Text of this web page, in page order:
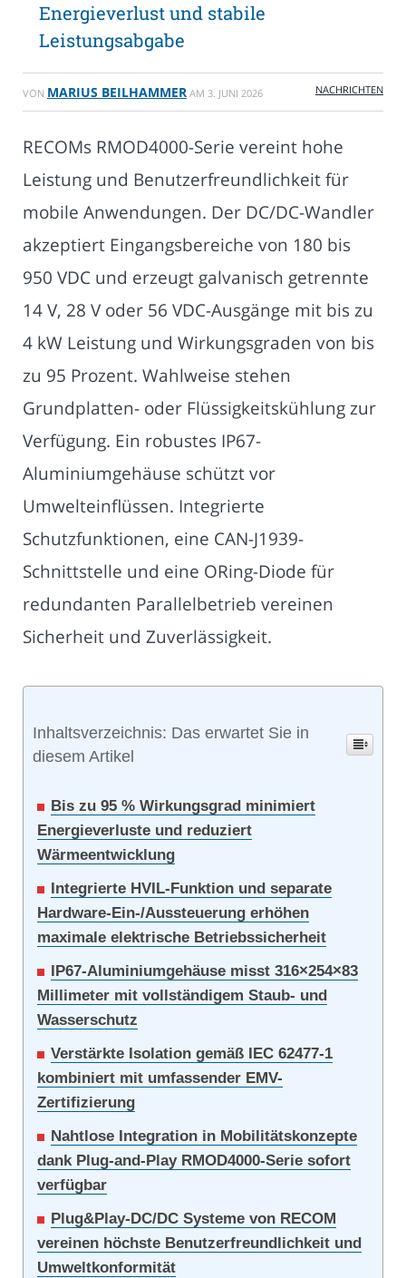
Energieverlust und stabile
Leistungsabgabe
VON MARIUS BEILHAMMER AM 3. JUNI 2026 NACHRICHTEN
RECOMs RMOD4000-Serie vereint hohe
Leistung und Benutzerfreundlichkeit für
mobile Anwendungen. Der DC/DC-Wandler
akzeptiert Eingangsbereiche von 180 bis
950 VDC und erzeugt galvanisch getrennte
14 V, 28 V oder 56 VDC-Ausgänge mit bis zu
4 kW Leistung und Wirkungsgraden von bis
zu 95 Prozent. Wahlweise stehen
Grundplatten- oder Flüssigkeitskühlung zur
Verfügung. Ein robustes IP67-
Aluminiumgehäuse schützt vor
Umwelteinflüssen. Integrierte
Schutzfunktionen, eine CAN-J1939-
Schnittstelle und eine ORing-Diode für
redundanten Parallelbetrieb vereinen
Sicherheit und Zuverlässigkeit.
Inhaltsverzeichnis: Das erwartet Sie in
diesem Artikel
Bis zu 95 % Wirkungsgrad minimiert
Energieverluste und reduziert
Wärmeentwicklung
Integrierte HVIL-Funktion und separate
Hardware-Ein-/Aussteuerung erhöhen
maximale elektrische Betriebssicherheit
IP67-Aluminiumgehäuse misst 316×254×83
Millimeter mit vollständigem Staub- und
Wasserschutz
Verstärkte Isolation gemäß IEC 62477-1
kombiniert mit umfassender EMV-
Zertifizierung
Nahtlose Integration in Mobilitätskonzepte
dank Plug-and-Play RMOD4000-Serie sofort
verfügbar
Plug&Play-DC/DC Systeme von RECOM
vereinen höchste Benutzerfreundlichkeit und
Umweltkonformität